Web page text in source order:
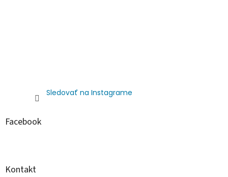
Sledovať na Instagrame
Facebook
Kontakt